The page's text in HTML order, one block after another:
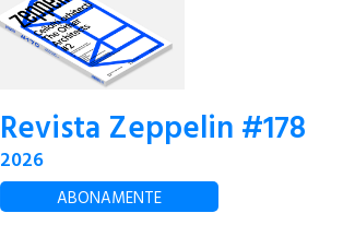
Revista Zeppelin #178
2026
ABONAMENTE